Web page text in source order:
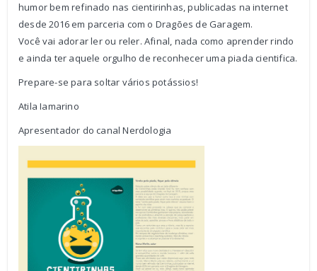
humor bem refinado nas cientirinhas, publicadas na internet
desde 2016 em parceria com o Dragões de Garagem.
Você vai adorar ler ou reler. Afinal, nada como aprender rindo
e ainda ter aquele orgulho de reconhecer uma piada cientifica.
Prepare-se para soltar vários potássios!
Atila Iamarino
Apresentador do canal Nerdologia